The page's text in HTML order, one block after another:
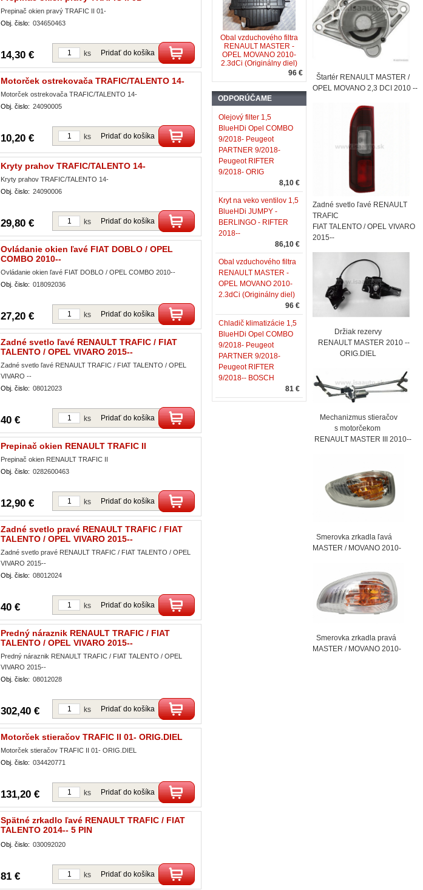
Prepinač okien pravý TRAFIC II 01-
Obj. čislo: 034650463
14,30 € Pridať do košíka
ks
Motorček ostrekovača TRAFIC/TALENTO 14-
Motorček ostrekovača TRAFIC/TALENTO 14-
Obj. čislo: 24090005
10,20 € Pridať do košíka
ks
Kryty prahov TRAFIC/TALENTO 14-
Kryty prahov TRAFIC/TALENTO 14-
Obj. čislo: 24090006
29,80 € Pridať do košíka
ks
Ovládanie okien ľavé FIAT DOBLO / OPEL
COMBO 2010--
Ovládanie okien ľavé FIAT DOBLO / OPEL COMBO 2010--
Obj. čislo: 018092036
27,20 € Pridať do košíka
ks
Zadné svetlo ľavé RENAULT TRAFIC / FIAT
TALENTO / OPEL VIVARO 2015--
Zadné svetlo ľavé RENAULT TRAFIC / FIAT TALENTO / OPEL
VIVARO --
Obj. čislo: 08012023
40 € Pridať do košíka
ks
Prepinač okien RENAULT TRAFIC II
Prepinač okien RENAULT TRAFIC II
Obj. čislo: 0282600463
12,90 € Pridať do košíka
ks
Zadné svetlo pravé RENAULT TRAFIC / FIAT
TALENTO / OPEL VIVARO 2015--
Zadné svetlo pravé RENAULT TRAFIC / FIAT TALENTO / OPEL
VIVARO 2015--
Obj. čislo: 08012024
40 € Pridať do košíka
ks
Predný náraznik RENAULT TRAFIC / FIAT
TALENTO / OPEL VIVARO 2015--
Predný náraznik RENAULT TRAFIC / FIAT TALENTO / OPEL
VIVARO 2015--
Obj. čislo: 08012028
302,40 € Pridať do košíka
ks
Motorček stieračov TRAFIC II 01- ORIG.DIEL
Motorček stieračov TRAFIC II 01- ORIG.DIEL
Obj. čislo: 034420771
131,20 € Pridať do košíka
ks
Spätné zrkadlo ľavé RENAULT TRAFIC / FIAT
TALENTO 2014-- 5 PIN
Obj. čislo: 030092020
81 € Pridať do košíka
ks
Obal vzduchového filtra
RENAULT MASTER -
OPEL MOVANO 2010-
2.3dCi (Originálny diel)
96 €
ODPORÚČAME
Olejový filter 1,5
BlueHDi Opel COMBO
9/2018- Peugeot
PARTNER 9/2018-
Peugeot RIFTER
9/2018- ORIG
8,10 €
Kryt na veko ventilov 1,5
BlueHDi JUMPY -
BERLINGO - RIFTER
2018--
86,10 €
Obal vzduchového filtra
RENAULT MASTER -
OPEL MOVANO 2010-
2.3dCi (Originálny diel)
96 €
Chladič klimatizácie 1,5
BlueHDi Opel COMBO
9/2018- Peugeot
PARTNER 9/2018-
Peugeot RIFTER
9/2018-- BOSCH
81 €
Štartér RENAULT MASTER /
OPEL MOVANO 2,3 DCI 2010 --
Zadné svetlo ľavé RENAULT
TRAFIC
FIAT TALENTO / OPEL VIVARO
2015--
Držiak rezervy
RENAULT MASTER 2010 --
ORIG.DIEL
Mechanizmus stieračov
s motorčekom
RENAULT MASTER III 2010--
Smerovka zrkadla ľavá
MASTER / MOVANO 2010-
Smerovka zrkadla pravá
MASTER / MOVANO 2010-